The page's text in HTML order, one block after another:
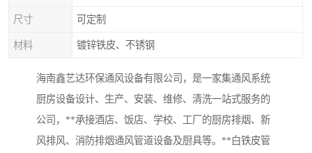
尺寸 可定制
材料 镀锌铁皮、不锈钢
海南鑫艺达环保通风设备有限公司，是一家集通风系统
厨房设备设计、生产、安装、维修、清洗一站式服务的
公司，**承接酒店、饭店、学校、工厂的厨房排烟、新
风排风、消防排烟通风管道设备及厨具等。**白铁皮管